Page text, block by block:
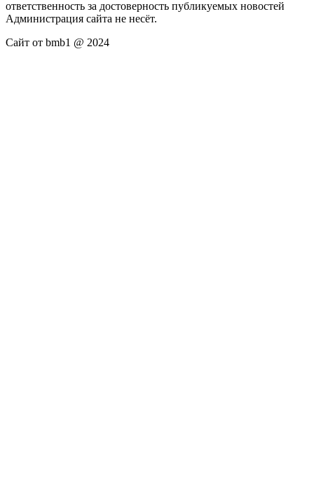
ответственность за достоверность публикуемых новостей
Администрация сайта не несёт.
Сайт от bmb1 @ 2024